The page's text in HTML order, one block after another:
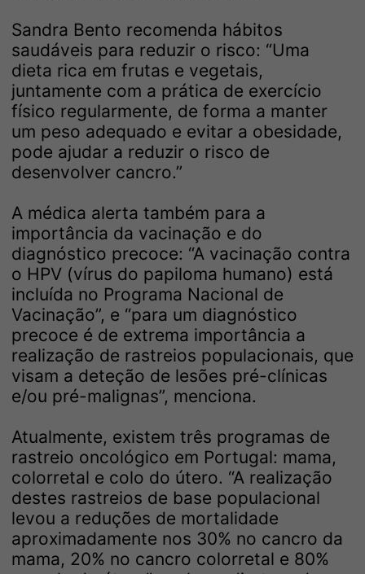
Sandra Bento recomenda hábitos
saudáveis para reduzir o risco: “Uma
dieta rica em frutas e vegetais,
juntamente com a prática de exercício
físico regularmente, de forma a manter
um peso adequado e evitar a obesidade,
pode ajudar a reduzir o risco de
desenvolver cancro.”
A médica alerta também para a
importância da vacinação e do
diagnóstico precoce: “A vacinação contra
o HPV (vírus do papiloma humano) está
incluída no Programa Nacional de
Vacinação”, e “para um diagnóstico
precoce é de extrema importância a
realização de rastreios populacionais, que
visam a deteção de lesões pré-clínicas
e/ou pré-malignas”, menciona.
Atualmente, existem três programas de
rastreio oncológico em Portugal: mama,
colorretal e colo do útero. “A realização
destes rastreios de base populacional
levou a reduções de mortalidade
aproximadamente nos 30% no cancro da
mama, 20% no cancro colorretal e 80%